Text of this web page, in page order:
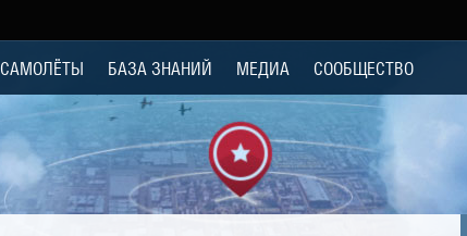
САМОЛЁТЫ БАЗА ЗНАНИЙ МЕДИА СООБЩЕСТВО